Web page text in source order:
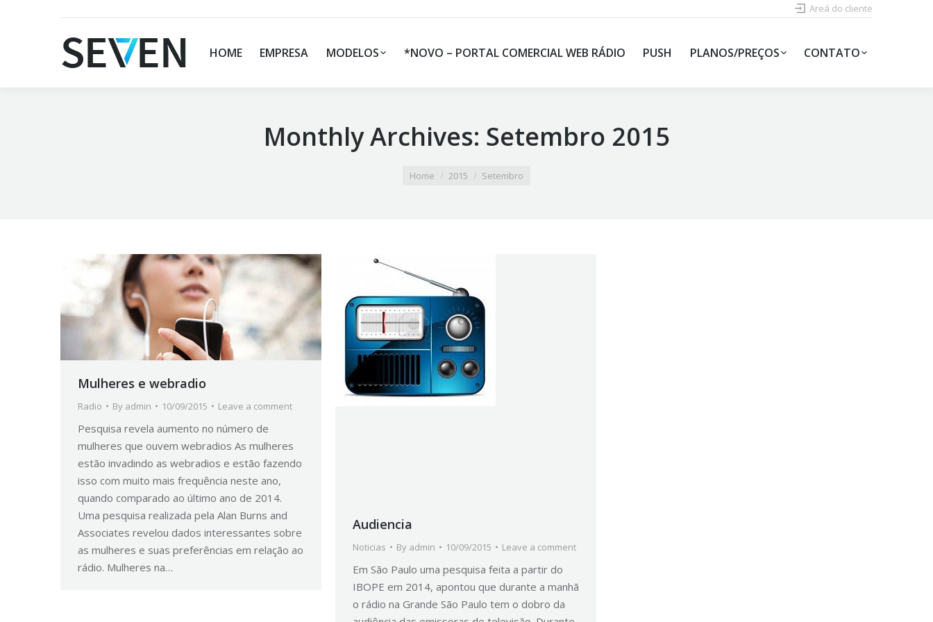
Areá do cliente
HOME EMPRESA MODELOS *NOVO – PORTAL COMERCIAL WEB RÁDIO PUSH PLANOS/PREÇOS CONTATO
Monthly Archives: Setembro 2015
Home 2015 Setembro
Mulheres e webradio
Radio By admin 10/09/2015 Leave a comment
Pesquisa revela aumento no número de
mulheres que ouvem webradios As mulheres
estão invadindo as webradios e estão fazendo
isso com muito mais frequência neste ano,
quando comparado ao último ano de 2014.
Uma pesquisa realizada pela Alan Burns and
Associates revelou dados interessantes sobre
as mulheres e suas preferências em relação ao
rádio. Mulheres na…
Audiencia
Noticias By admin 10/09/2015 Leave a comment
Em São Paulo uma pesquisa feita a partir do
IBOPE em 2014, apontou que durante a manhã
o rádio na Grande São Paulo tem o dobro da